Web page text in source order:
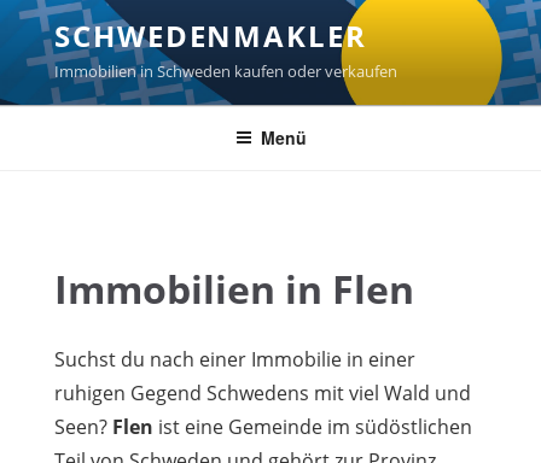
Zum
Inhalt
springen
SCHWEDENMAKLER
Immobilien in Schweden kaufen oder verkaufen
Menü
Immobilien in Flen
Suchst du nach einer Immobilie in einer
ruhigen Gegend Schwedens mit viel Wald und
Seen? Flen ist eine Gemeinde im südöstlichen